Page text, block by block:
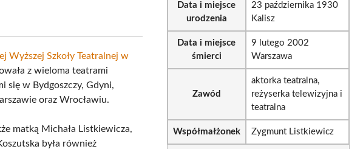
Wyższej Szkoły Teatralnej w
z wieloma teatrami
się w Bydgoszczy, Gdyni,
oraz Wrocławiu.
matką Michała Listkiewicza,
była również
Data i miejsce
urodzenia
23 października 1930
Kalisz
Data i miejsce
śmierci
9 lutego 2002
Warszawa
Zawód
aktorka teatralna,
reżyserka telewizyjna i
teatralna
Współmałżonek Zygmunt Listkiewicz